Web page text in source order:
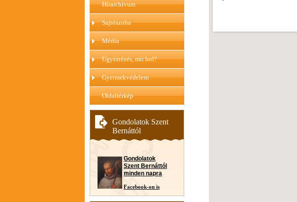
Hírarchívum
Sajtószoba
Média
Ügyintézés, mit hol?
Gyermekvédelem
Oldaltérkép
Gondolatok Szent
Bernáttól
Gondolatok
Szent Bernáttól
minden napra
Facebook-on is